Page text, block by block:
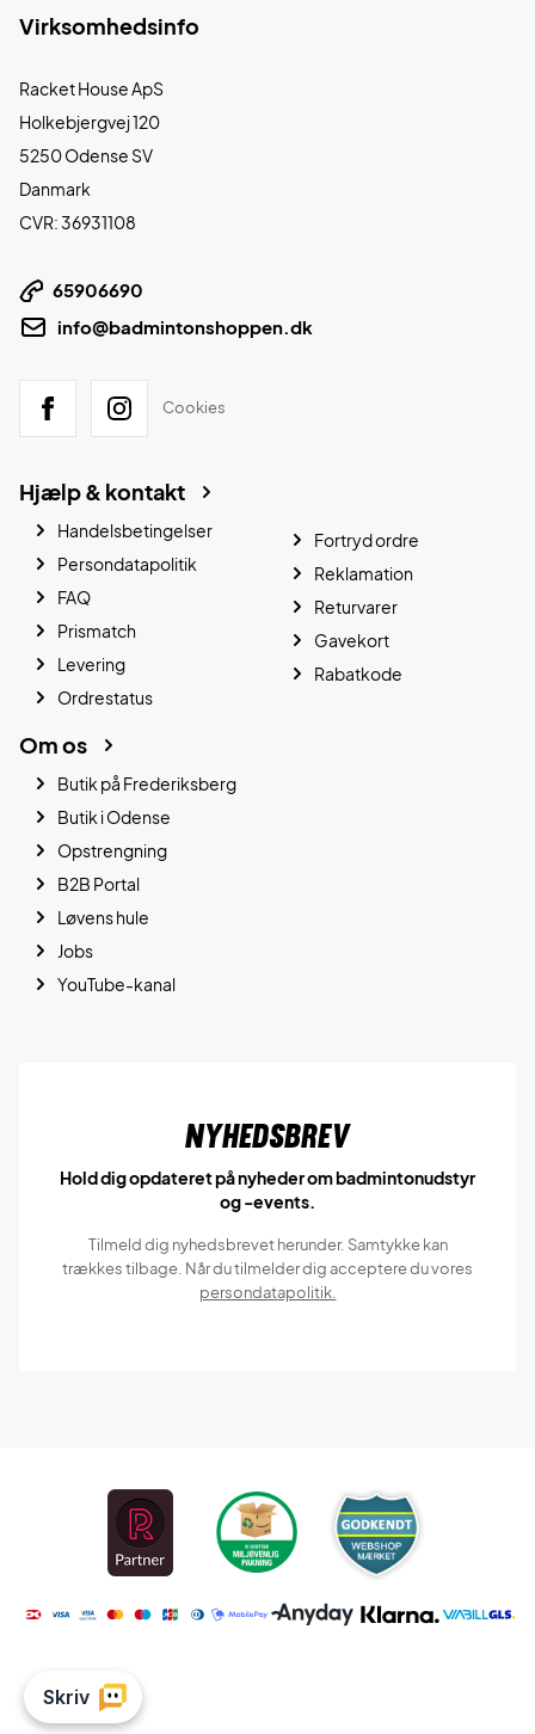
Virksomhedsinfo
Racket House ApS
Holkebjergvej 120
5250 Odense SV
Danmark
CVR: 36931108
65906690
info@badmintonshoppen.dk
Cookies
Hjælp & kontakt
Handelsbetingelser
Persondatapolitik
FAQ
Prismatch
Levering
Ordrestatus
Fortryd ordre
Reklamation
Returvarer
Gavekort
Rabatkode
Om os
Butik på Frederiksberg
Butik i Odense
Opstrengning
B2B Portal
Løvens hule
Jobs
YouTube-kanal
Nyhedsbrev
Hold dig opdateret på nyheder om badmintonudstyr
og -events.
Tilmeld dig nyhedsbrevet herunder. Samtykke kan
trækkes tilbage. Når du tilmelder dig acceptere du vores
persondatapolitik.